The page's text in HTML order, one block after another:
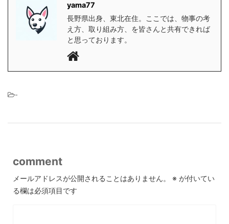
yama77
長野県出身、東北在住。ここでは、物事の考
え方、取り組み方、を皆さんと共有できれば
と思っております。
-
comment
メールアドレスが公開されることはありません。 ※ が付いてい
る欄は必須項目です